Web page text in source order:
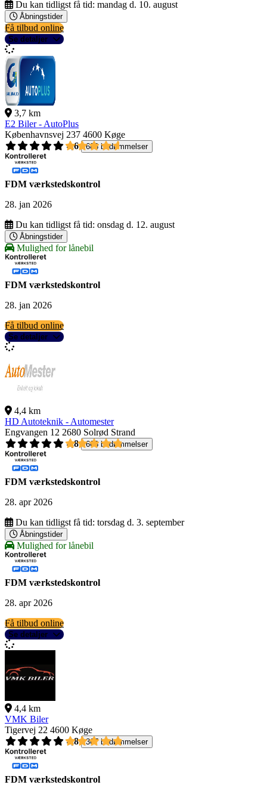
Du kan tidligst få tid: mandag d. 10. august
Åbningstider
Få tilbud online
Se detaljer
3,7 km
E2 Biler - AutoPlus
Københavnsvej 237 4600 Køge
4,6
688 bedømmelser
FDM værkstedskontrol
28. jan 2026
Du kan tidligst få tid: onsdag d. 12. august
Åbningstider
Mulighed for lånebil
FDM værkstedskontrol
28. jan 2026
Få tilbud online
Se detaljer
4,4 km
HD Autoteknik - Automester
Engvangen 12 2680 Solrød Strand
4,8
668 bedømmelser
FDM værkstedskontrol
28. apr 2026
Du kan tidligst få tid: torsdag d. 3. september
Åbningstider
Mulighed for lånebil
FDM værkstedskontrol
28. apr 2026
Få tilbud online
Se detaljer
4,4 km
VMK Biler
Tigervej 22 4600 Køge
4,8
367 bedømmelser
FDM værkstedskontrol